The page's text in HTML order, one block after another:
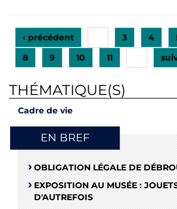
‹ précédent 3 4
8 9 10 11
THÉMATIQUE(S)
Cadre de vie
EN BREF
OBLIGATION LÉGALE DE
EXPOSITION AU MUSÉE :
D'AUTREFOIS